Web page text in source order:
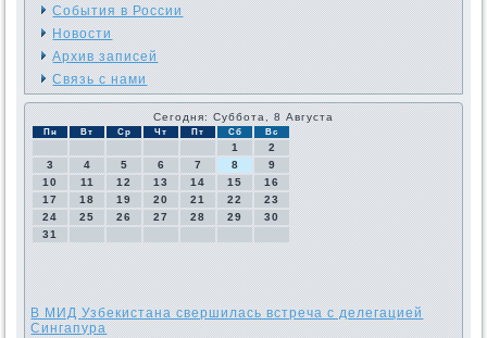
События в России
Новости
Архив записей
Связь с нами
Сегодня: Суббота, 8 Августа
Пн Вт Ср Чт Пт Сб Вс
1
2
3
4 5 6 7 8
9
10
11 12 13 14 15
16
17
18 19 20 21 22
23
24
25 26 27 28 29
30
31
В МИД Узбекистана свершилась встреча с делегацией
Сингапура